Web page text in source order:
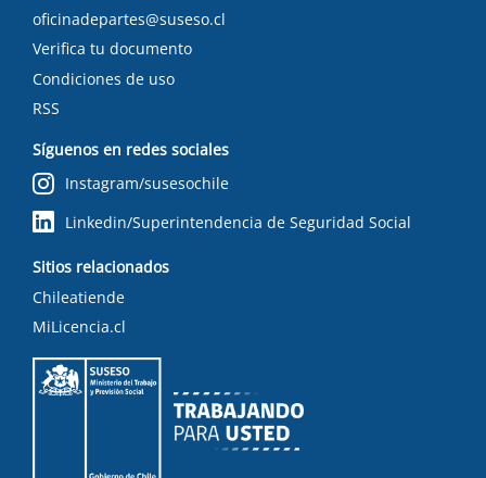
oficinadepartes@suseso.cl
Verifica tu documento
Condiciones de uso
RSS
Síguenos en redes sociales
Instagram/susesochile
Linkedin/Superintendencia de Seguridad Social
Sitios relacionados
Chileatiende
MiLicencia.cl